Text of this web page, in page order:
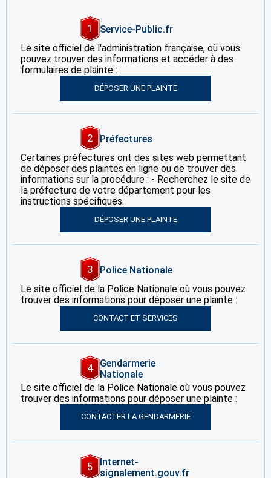
1
Service-Public.fr
Le site officiel de l'administration française, où vous
pouvez trouver des informations et accéder à des
formulaires de plainte :
DÉPOSER UNE PLAINTE
2
Préfectures
Certaines préfectures ont des sites web permettant
de déposer des plaintes en ligne ou de trouver des
informations sur la procédure : - Recherchez le site de
la préfecture de votre département pour les
instructions spécifiques.
DÉPOSER UNE PLAINTE
3
Police Nationale
Le site officiel de la Police Nationale où vous pouvez
trouver des informations pour déposer une plainte :
CONTACT ET SERVICES
4
Gendarmerie
Nationale
Le site officiel de la Police Nationale où vous pouvez
trouver des informations pour déposer une plainte :
CONTACTER LA GENDARMERIE
5
Internet-
signalement.gouv.fr